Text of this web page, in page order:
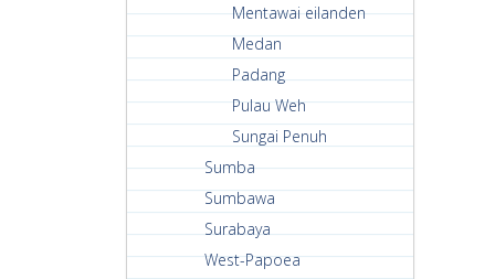
Mentawai eilanden
Medan
Padang
Pulau Weh
Sungai Penuh
Sumba
Sumbawa
Surabaya
West-Papoea